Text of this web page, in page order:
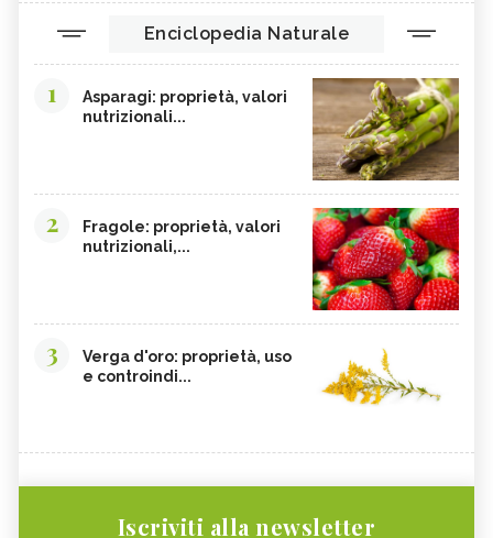
Enciclopedia Naturale
1
Asparagi: proprietà, valori
nutrizionali...
2
Fragole: proprietà, valori
nutrizionali,...
3
Verga d'oro: proprietà, uso
e controindi...
Iscriviti alla newsletter